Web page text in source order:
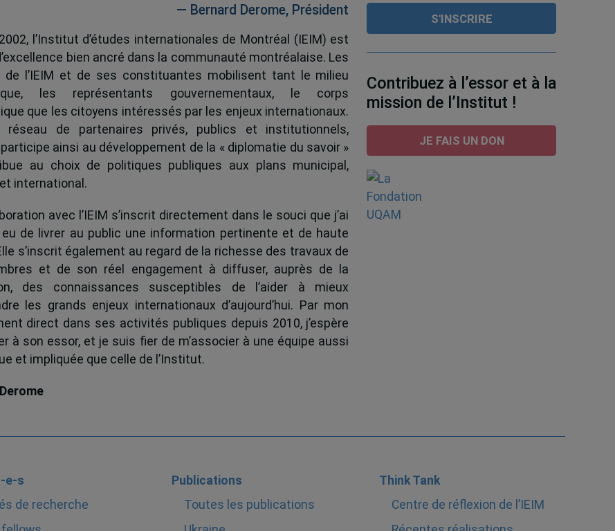
— Bernard Derome, Président
l’Institut d’études internationales de Montréal (IEIM) est
bien ancré dans la communauté montréalaise. Les
de l’IEIM et de ses constituantes mobilisent tant le milieu
les représentants gouvernementaux, le corps
que les citoyens intéressés par les enjeux internationaux.
réseau de partenaires privés, publics et institutionnels,
participe ainsi au développement de la « diplomatie du savoir »
au choix de politiques publiques aux plans municipal,
international.
avec l’IEIM s’inscrit directement dans le souci que j’ai
de livrer au public une information pertinente et de haute
s’inscrit également au regard de la richesse des travaux de
et de son réel engagement à diffuser, auprès de la
des connaissances susceptibles de l’aider à mieux
les grands enjeux internationaux d’aujourd’hui. Par mon
direct dans ses activités publiques depuis 2010, j’espère
à son essor, et je suis fier de m’associer à une équipe aussi
et impliquée que celle de l’Institut.
Contribuez à l’essor et à la
mission de l’Institut !
JE FAIS UN DON
e-s
de recherche
Publications
Toutes les publications
Think Tank
Centre de réflexion de l’IEIM